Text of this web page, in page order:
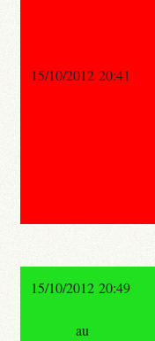
15/10/2012 20:41
15/10/2012 20:49
au